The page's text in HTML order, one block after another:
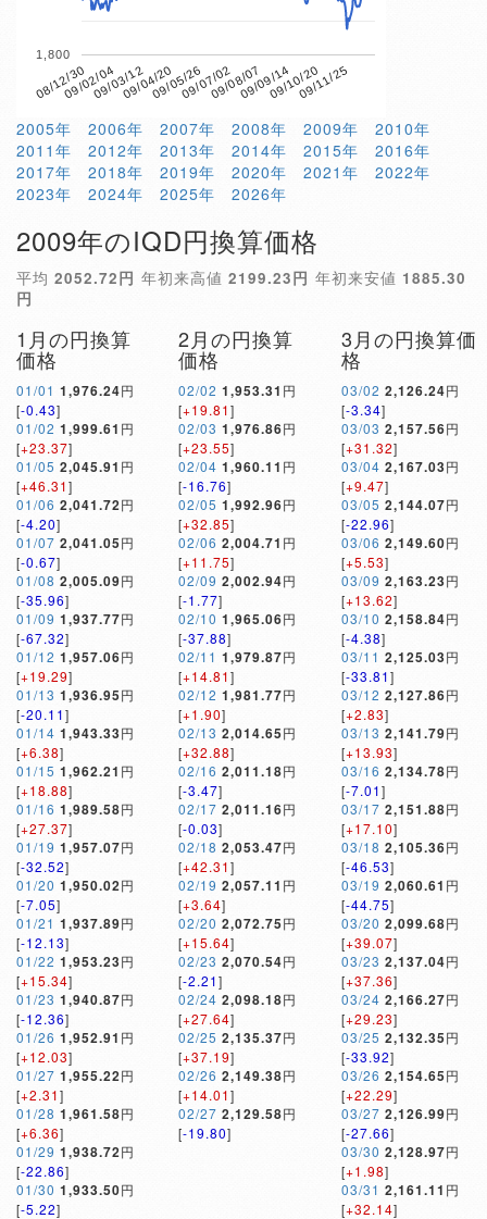
08/12/3009/02/0409/03/1209/04/2009/05/2609/07/0209/08/0709/09/1409/10/2009/11/25
1,800
2005年 2006年 2007年 2008年 2009年
2010年
2011年
2012年 2013年 2014年 2015年
2016年
2017年
2018年 2019年 2020年 2021年
2022年
2023年
2024年 2025年 2026年
2009年のIQD円換算価格
平均 2052.72円 年初来高値 2199.23円 年初来安値 1885.30
円
1月の円換算
価格
01/01 1,976.24円
[-0.43]
01/02 1,999.61 円
[+23.37]
01/05 2,045.91 円
[+46.31]
01/06 2,041.72円
[-4.20]
01/07 2,041.05円
[-0.67]
01/08 2,005.09円
[-35.96]
01/09 1,937.77円
[-67.32]
01/12 1,957.06円
[+19.29]
01/13 1,936.95円
[-20.11]
01/14 1,943.33円
[+6.38]
01/15 1,962.21 円
[+18.88]
01/16 1,989.58円
[+27.37]
01/19 1,957.07円
[-32.52]
01/20 1,950.02円
[-7.05]
01/21 1,937.89円
[-12.13]
01/22 1,953.23円
[+15.34]
01/23 1,940.87円
[-12.36]
01/26 1,952.91 円
[+12.03]
01/27 1,955.22円
[+2.31]
01/28 1,961.58円
[+6.36]
01/29 1,938.72円
[-22.86]
01/30 1,933.50円
[-5.22]
2月の円換算
価格
02/02 1,953.31 円
[+19.81]
02/03 1,976.86円
[+23.55]
02/04 1,960.11 円
[-16.76]
02/05 1,992.96円
[+32.85]
02/06 2,004.71 円
[+11.75]
02/09 2,002.94円
[-1.77]
02/10 1,965.06円
[-37.88]
02/11 1,979.87円
[+14.81]
02/12 1,981.77円
[+1.90]
02/13 2,014.65円
[+32.88]
02/16 2,011.18円
[-3.47]
02/17 2,011.16円
[-0.03]
02/18 2,053.47円
[+42.31]
02/19 2,057.11 円
[+3.64]
02/20 2,072.75円
[+15.64]
02/23 2,070.54円
[-2.21]
02/24 2,098.18円
[+27.64]
02/25 2,135.37円
[+37.19]
02/26 2,149.38円
[+14.01]
02/27 2,129.58円
[-19.80]
3月の円換算価
格
03/02 2,126.24円
[-3.34]
03/03 2,157.56円
[+31.32]
03/04 2,167.03円
[+9.47]
03/05 2,144.07円
[-22.96]
03/06 2,149.60円
[+5.53]
03/09 2,163.23円
[+13.62]
03/10 2,158.84円
[-4.38]
03/11 2,125.03円
[-33.81]
03/12 2,127.86円
[+2.83]
03/13 2,141.79円
[+13.93]
03/16 2,134.78円
[-7.01]
03/17 2,151.88円
[+17.10]
03/18 2,105.36円
[-46.53]
03/19 2,060.61 円
[-44.75]
03/20 2,099.68円
[+39.07]
03/23 2,137.04円
[+37.36]
03/24 2,166.27円
[+29.23]
03/25 2,132.35円
[-33.92]
03/26 2,154.65円
[+22.29]
03/27 2,126.99円
[-27.66]
03/30 2,128.97円
[+1.98]
03/31 2,161.11 円
[+32.14]